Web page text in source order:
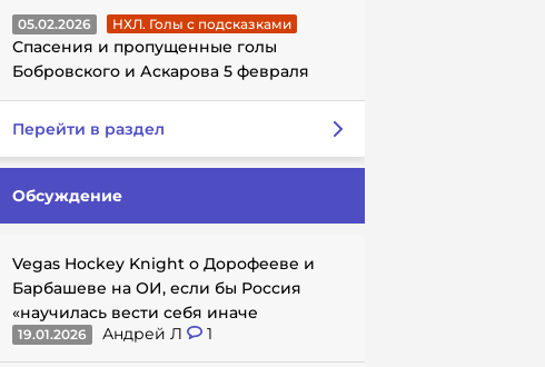
05.02.2026 НХЛ. Голы с подсказками
Спасения и пропущенные голы
Бобровского и Аскарова 5 февраля
Перейти в раздел
Обсуждение
Vegas Hockey Knight о Дорофееве и
Барбашеве на ОИ, если бы Россия
«научилась вести себя иначе
19.01.2026 Андрей Л 1